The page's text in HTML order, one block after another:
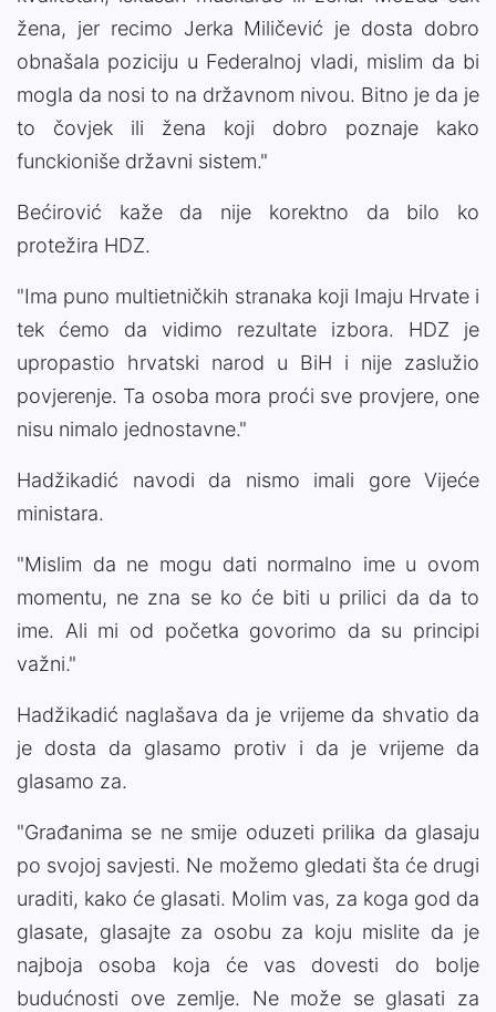
žena, jer recimo Jerka Miličević je dosta dobro
obnašala poziciju u Federalnoj vladi, mislim da bi
mogla da nosi to na državnom nivou. Bitno je da je
to čovjek ili žena koji dobro poznaje kako
funckioniše državni sistem."
Bećirović kaže da nije korektno da bilo ko
protežira HDZ.
"Ima puno multietničkih stranaka koji Imaju Hrvate i
tek ćemo da vidimo rezultate izbora. HDZ je
upropastio hrvatski narod u BiH i nije zaslužio
povjerenje. Ta osoba mora proći sve provjere, one
nisu nimalo jednostavne."
Hadžikadić navodi da nismo imali gore Vijeće
ministara.
"Mislim da ne mogu dati normalno ime u ovom
momentu, ne zna se ko će biti u prilici da da to
ime. Ali mi od početka govorimo da su principi
važni."
Hadžikadić naglašava da je vrijeme da shvatio da
je dosta da glasamo protiv i da je vrijeme da
glasamo za.
"Građanima se ne smije oduzeti prilika da glasaju
po svojoj savjesti. Ne možemo gledati šta će drugi
uraditi, kako će glasati. Molim vas, za koga god da
glasate, glasajte za osobu za koju mislite da je
najboja osoba koja će vas dovesti do bolje
budućnosti ove zemlje. Ne može se glasati za